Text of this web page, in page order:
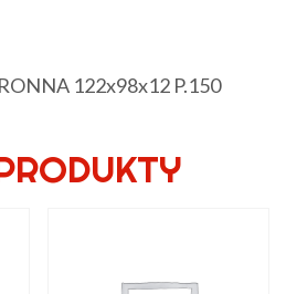
122x98x12 P.150